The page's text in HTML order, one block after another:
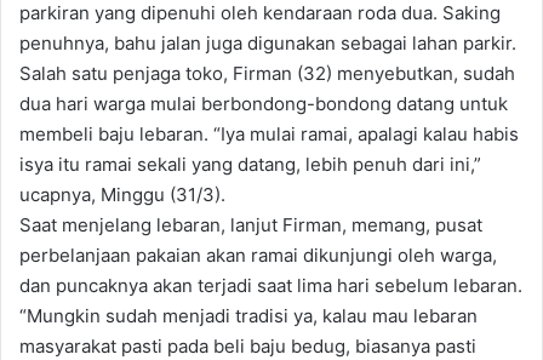
parkiran yang dipenuhi oleh kendaraan roda dua. Saking
penuhnya, bahu jalan juga digunakan sebagai lahan parkir.
Salah satu penjaga toko, Firman (32) menyebutkan, sudah
dua hari warga mulai berbondong-bondong datang untuk
membeli baju lebaran. “Iya mulai ramai, apalagi kalau habis
isya itu ramai sekali yang datang, lebih penuh dari ini,”
ucapnya, Minggu (31/3).
Saat menjelang lebaran, lanjut Firman, memang, pusat
perbelanjaan pakaian akan ramai dikunjungi oleh warga,
dan puncaknya akan terjadi saat lima hari sebelum lebaran.
“Mungkin sudah menjadi tradisi ya, kalau mau lebaran
masyarakat pasti pada beli baju bedug, biasanya pasti